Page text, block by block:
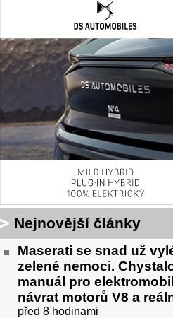
Nejnovější články
Maserati se snad už
zelené nemoci.
manuál pro
návrat motorů V8 a
před 8 hodinami